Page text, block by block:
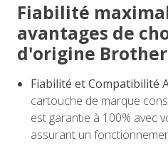
Fiabilité
avantages de
d'origine Brother
Fiabilité et Compatibilité
cartouche de marque
est garantie à 100% avec
assurant un